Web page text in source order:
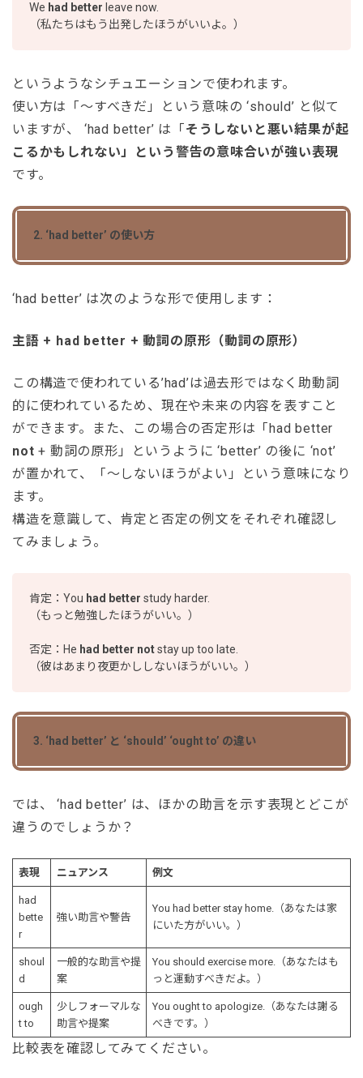
We had better leave now.
（私たちはもう出発したほうがいいよ。）
というようなシチュエーションで使われます。
使い方は「〜すべきだ」という意味の ‘should’ と似て
いますが、 ‘had better’ は「そうしないと悪い結果が起
こるかもしれない」という警告の意味合いが強い表現
です。
2. ‘had better’ の使い方
‘had better’ は次のような形で使用します：
主語 + had better + 動詞の原形（動詞の原形）
この構造で使われている’had’は過去形ではなく助動詞
的に使われているため、現在や未来の内容を表すこと
ができます。また、この場合の否定形は「had better
not + 動詞の原形」というように ‘better’ の後に ‘not’
が置かれて、「～しないほうがよい」という意味になり
ます。
構造を意識して、肯定と否定の例文をそれぞれ確認し
てみましょう。
肯定：You had better study harder.
（もっと勉強したほうがいい。）
否定：He had better notstay up too late.
（彼はあまり夜更かししないほうがいい。）
3. ‘had better’ と ‘should’ ‘ought to’ の違い
では、 ‘had better’ は、ほかの助言を示す表現とどこが
違うのでしょうか？
表現 ニュアンス 例文
had
bette
r
強い助言や警告
You had better stay home.（あなたは家
にいた方がいい。）
shoul
d
一般的な助言や提
案
You should exercise more.（あなたはも
っと運動すべきだよ。）
ough
t to
少しフォーマルな
助言や提案
You ought to apologize.（あなたは謝る
べきです。）
比較表を確認してみてください。